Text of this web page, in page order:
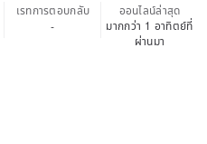
เรทการตอบกลับ
-
ออนไลน์ล่าสุด
มากกว่า 1 อาทิตย์ที่
ผ่านมา